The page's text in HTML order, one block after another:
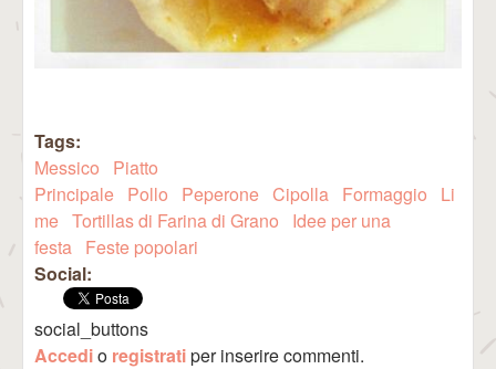
Tags:
Messico
Piatto
Principale Pollo Peperone Cipolla Formaggio
Li
me Tortillas di Farina di Grano
Idee per una
festa Feste popolari
Social:
social_buttons
Accedio registratiper inserire commenti.